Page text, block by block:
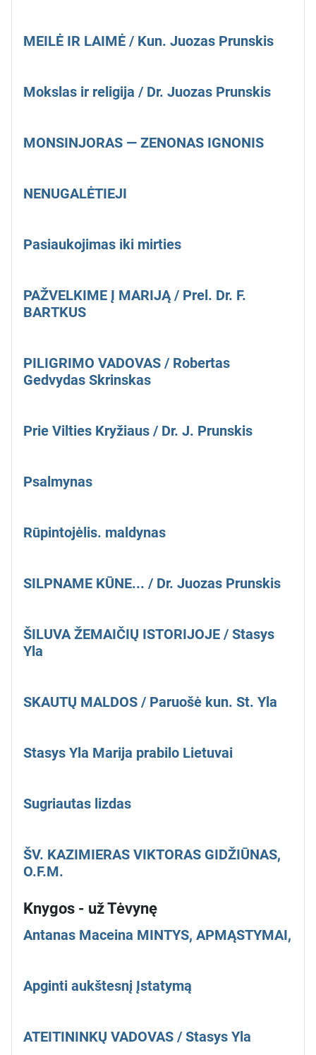
MEILĖ IR LAIMĖ / Kun. Juozas Prunskis
Mokslas ir religija / Dr. Juozas Prunskis
MONSINJORAS — ZENONAS IGNONIS
NENUGALĖTIEJI
Pasiaukojimas iki mirties
PAŽVELKIME Į MARIJĄ / Prel. Dr. F.
BARTKUS
PILIGRIMO VADOVAS / Robertas
Gedvydas Skrinskas
Prie Vilties Kryžiaus / Dr. J. Prunskis
Psalmynas
Rūpintojėlis. maldynas
SILPNAME KŪNE... / Dr. Juozas Prunskis
ŠILUVA ŽEMAIČIŲ ISTORIJOJE / Stasys
Yla
SKAUTŲ MALDOS / Paruošė kun. St. Yla
Stasys Yla Marija prabilo Lietuvai
Sugriautas lizdas
ŠV. KAZIMIERAS VIKTORAS GIDŽIŪNAS,
O.F.M.
Knygos - už Tėvynę
Antanas Maceina MINTYS, APMĄSTYMAI,
Apginti aukštesnį Įstatymą
ATEITININKŲ VADOVAS / Stasys Yla